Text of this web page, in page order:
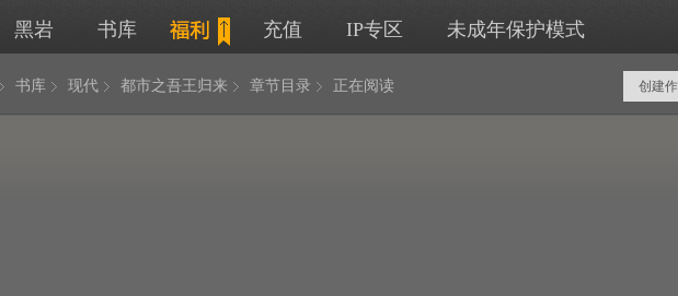
黑岩 书库 充值 IP专区 未成年保护模式
书库 现代 都市之吾王归来 章节目录 正在阅读 创建